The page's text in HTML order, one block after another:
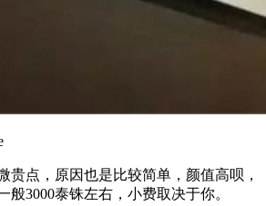
贵点，原因也是比较简单，颜值高呗，
般3000泰铢左右，小费取决于你。